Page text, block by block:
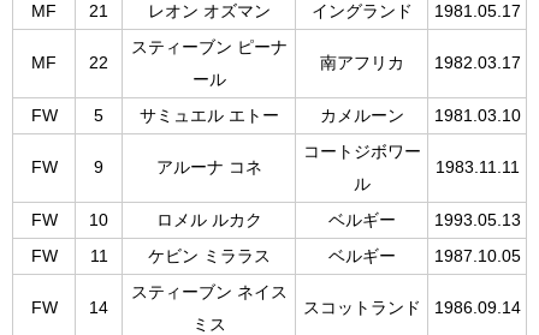
MF
21 レオン オズマン イングランド 1981.05.17
MF 22
スティーブン ピーナ
ール
南アフリカ 1982.03.17
FW 5 サミュエル エトー カメルーン 1981.03.10
FW 9 アルーナ コネ
コートジボワー
ル
1983.11.11
FW 10 ロメル ルカク ベルギー
1993.05.13
FW
11 ケビン ミララス ベルギー 1987.10.05
FW 14
スティーブン ネイス
ミス
スコットランド 1986.09.14